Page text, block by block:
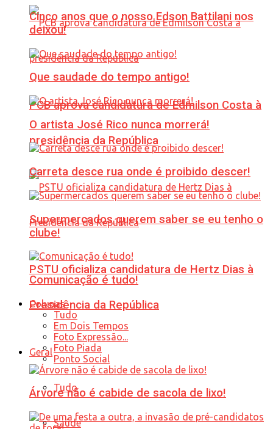
PCB aprova candidatura de Edmilson Costa à
presidência da República
PSTU oficializa candidatura de Hertz Dias à
Presidência da República
Geral
Tudo
Saúde
Cinco anos que o nosso Edson Battilani nos
deixou!
Que saudade do tempo antigo!
O artista José Rico nunca morrerá!
Carreta desce rua onde é proibido descer!
Supermercados querem saber se eu tenho o
clube!
Comunicação é tudo!
Colunas
Tudo
Em Dois Tempos
Foto Expressão...
Foto Piada
Ponto Social
Árvore não é cabide de sacola de lixo!